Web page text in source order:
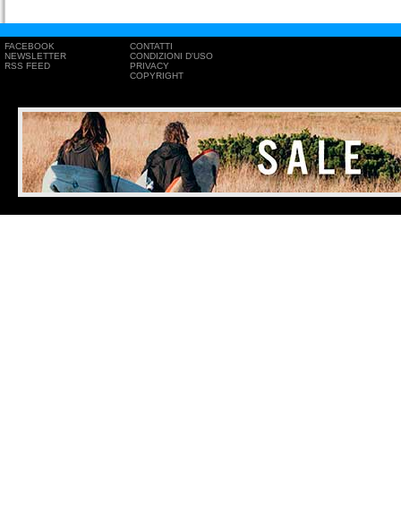
FACEBOOK
NEWSLETTER
RSS FEED
CONTATTI
CONDIZIONI D'USO
PRIVACY
COPYRIGHT